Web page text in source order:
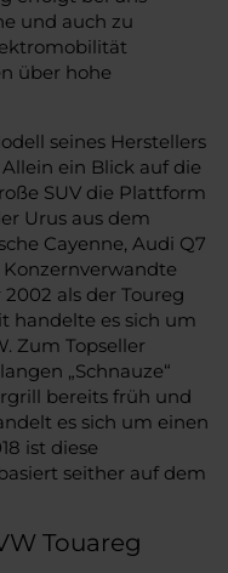
und auch zu
über hohe
seines Herstellers
ein Blick auf die
SUV die Plattform
Urus aus dem
Cayenne, Audi Q7
als der Toureg
handelte es sich um
Zum Topseller
„Schnauze“
bereits früh und
es sich um einen
ist diese
seither auf dem
Touareg